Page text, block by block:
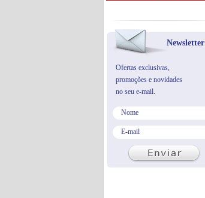
Newsletter
Ofertas exclusivas,
promoções e novidades
no seu e-mail.